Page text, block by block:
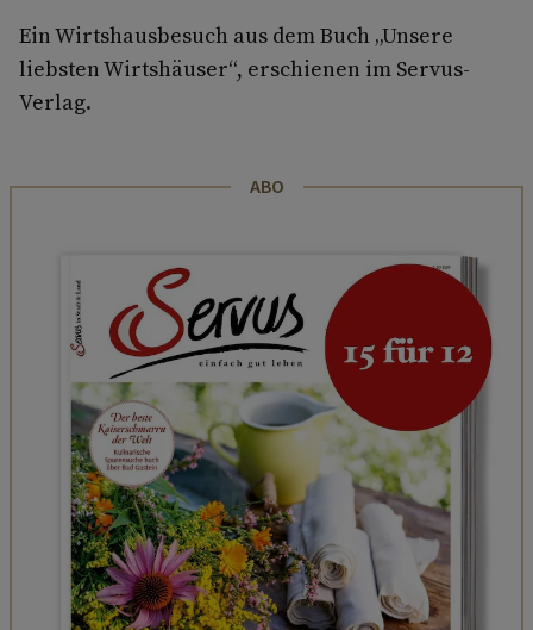
Ein Wirtshausbesuch aus dem Buch „Unsere
liebsten Wirtshäuser“, erschienen im Servus-
Verlag.
ABO